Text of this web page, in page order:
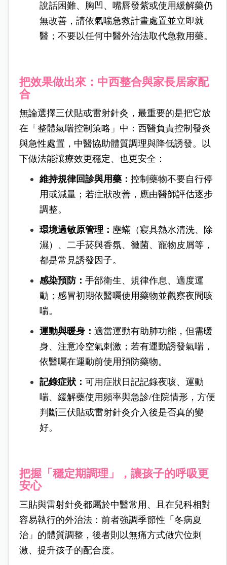
說話困難、胸凹、嘴唇發紫或使用緩解藥仍
無改善，請依氣喘急救計畫處置並立即就
醫；不要以任何中醫外治法取代急救用藥。
把效果做出來：中西整合與家長居家配
合
無論選擇三伏貼或雷射針灸，最重要的是把它放
在「整體氣喘控制策略」中：西醫負責控制發炎
與急性處置，中醫協助體質調理與降低誘發。以
下做法能讓療效更穩定、也更安全：
維持規律回診與用藥： 控制藥物不要自行停
用或減量；若症狀改善，應由醫師評估逐步
調整。
環境過敏原管理： 塵蟎（寢具熱水清洗、除
濕）、二手菸與香氛、黴菌、寵物皮屑等，
都是常見誘發因子。
感染預防： 手部衛生、規律作息、適度運
動；感冒初期依醫囑使用藥物並觀察夜間咳
喘。
運動與暖身： 適當運動有助肺功能，但需暖
身、注意冷空氣刺激；若有運動誘發氣喘，
依醫囑在運動前使用預防藥物。
記錄症狀： 可用症狀日記記錄夜咳、運動
喘、緩解藥使用頻率與急診/住院情形，方便
判斷三伏貼或雷射針灸介入後是否真的變
好。
把握「穩定期調理」，讓孩子的呼吸更
安心
三貼與雷射針灸都屬於中醫常用、且在兒科相對
容易執行的外治法：前者強調季節性「冬病夏
治」的體質調整，後者則以無痛方式做穴位刺
激、提升孩子的配合度。